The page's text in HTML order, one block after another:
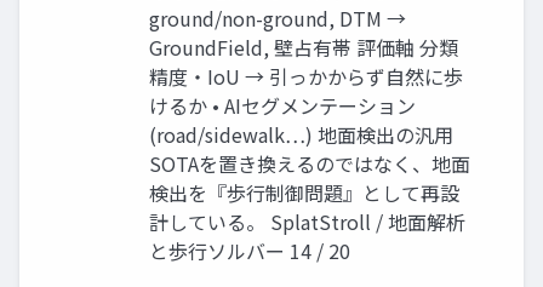
ground/non-ground, DTM →
GroundField, 壁占有帯 評価軸 分類
精度・IoU → 引っかからず自然に歩
けるか • AIセグメンテーション
(road/sidewalk…) 地面検出の汎用
SOTAを置き換えるのではなく、地面
検出を『歩行制御問題』として再設
計している。 SplatStroll / 地面解析
と歩行ソルバー 14 / 20